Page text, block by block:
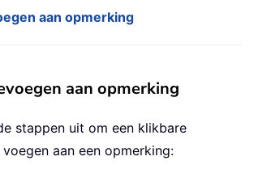
aan opmerking
aan opmerking
stappen uit om een klikbare
aan een opmerking: